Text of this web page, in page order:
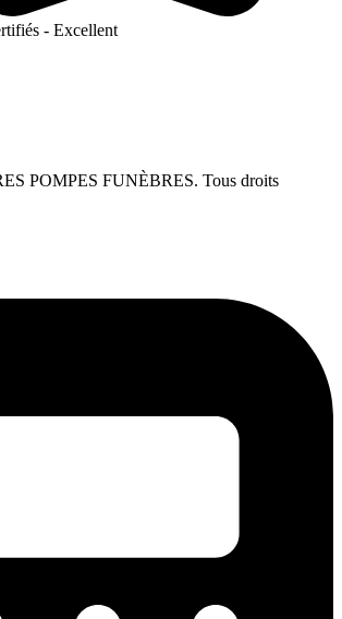
- Excellent
POMPES FUNÈBRES. Tous droits